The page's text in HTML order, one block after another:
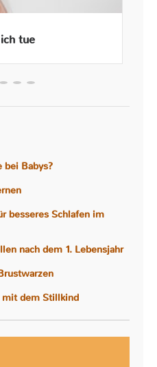
tue
bei Babys?
besseres Schlafen im
nach dem 1. Lebensjahr
mit dem Stillkind